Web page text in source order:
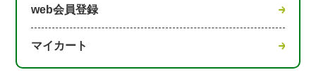
web会員登録
マイカート